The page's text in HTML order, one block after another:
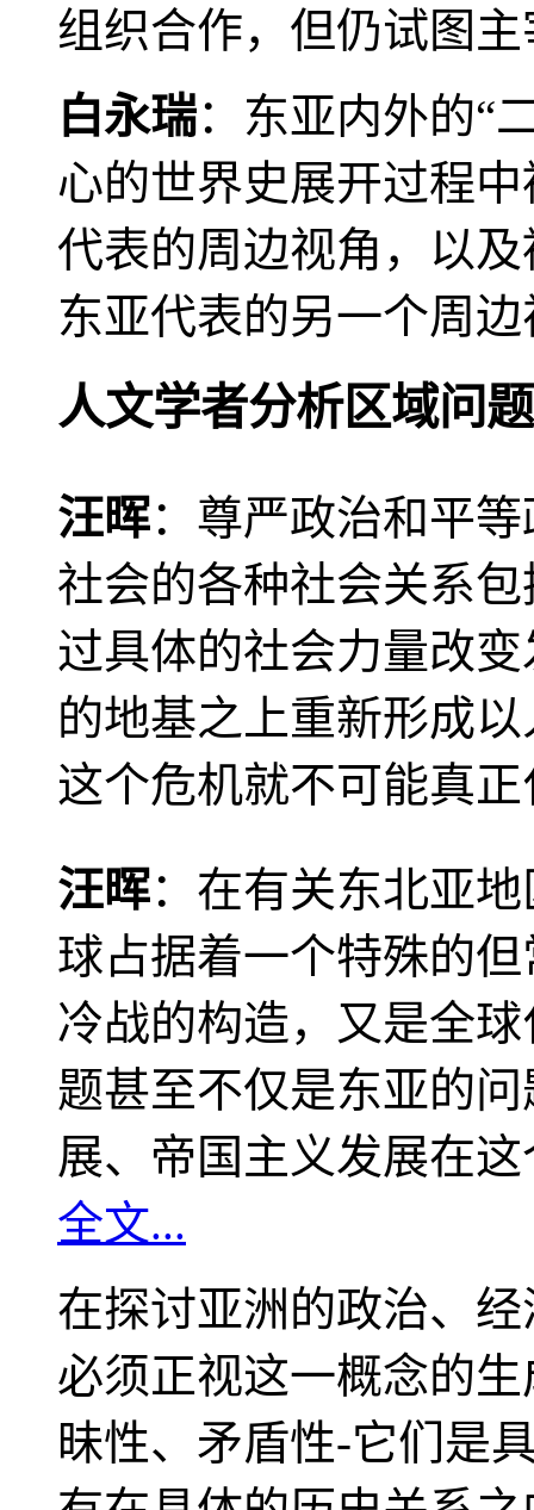
组织合作，但仍试图
白永瑞：东亚内外的“
心的世界史展开过程
代表的周边视角，以
东亚代表的另一个周
人文学者分析区域问题
汪晖：尊严政治和平
社会的各种社会关系
过具体的社会力量改
的地基之上重新形成
这个危机就不可能真
汪晖：在有关东北亚
球占据着一个特殊的
冷战的构造，又是全
题甚至不仅是东亚的
展、帝国主义发展在
全文...
在探讨亚洲的政治、
必须正视这一概念的
昧性、矛盾性-它们是